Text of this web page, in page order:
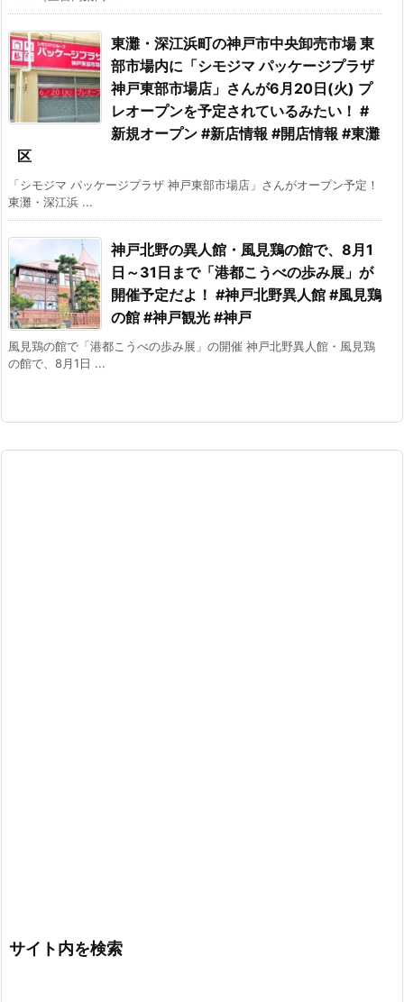
東灘・深江浜町の神戸市中央卸売市場 東
部市場内に「シモジマ パッケージプラザ
神戸東部市場店」さんが6月20日(火) プ
レオープンを予定されているみたい！ #
新規オープン #新店情報 #開店情報 #東灘
区
「シモジマ パッケージプラザ 神戸東部市場店」さんがオープン予定！
東灘・深江浜 ...
神戸北野の異人館・風見鶏の館で、8月1
日～31日まで「港都こうべの歩み展」が
開催予定だよ！ #神戸北野異人館 #風見鶏
の館 #神戸観光 #神戸
風見鶏の館で「港都こうべの歩み展」の開催 神戸北野異人館・風見鶏
の館で、8月1日 ...
サイト内を検索